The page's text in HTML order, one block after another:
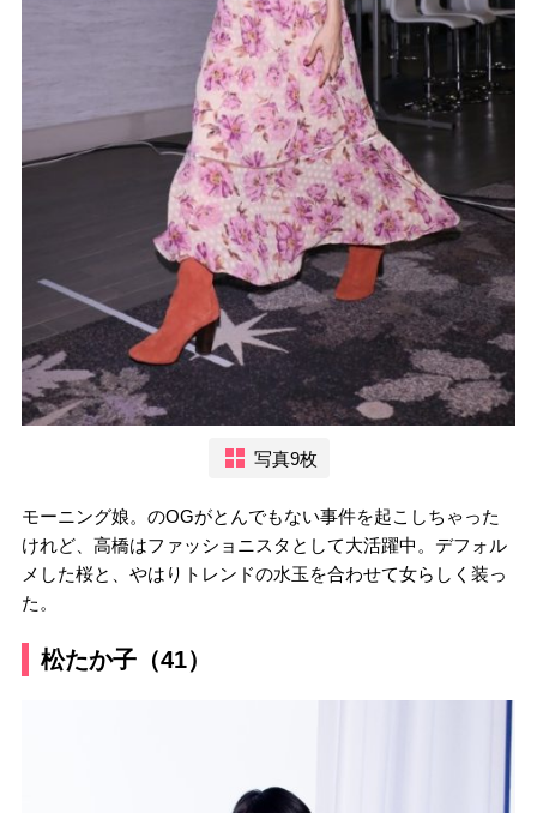
写真9枚
モーニング娘。のOGがとんでもない事件を起こしちゃった
けれど、高橋はファッショニスタとして大活躍中。デフォル
メした桜と、やはりトレンドの水玉を合わせて女らしく装っ
た。
松たか子（41）